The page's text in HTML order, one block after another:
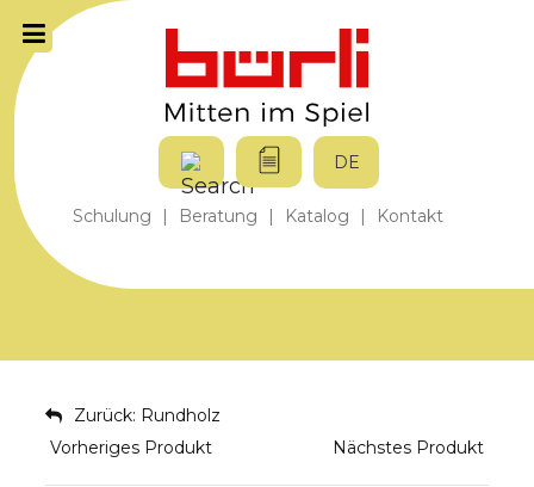
Schulung | Beratung | Katalog | Kontakt
DE
Zurück: Rundholz
Vorheriges Produkt
Nächstes Produkt